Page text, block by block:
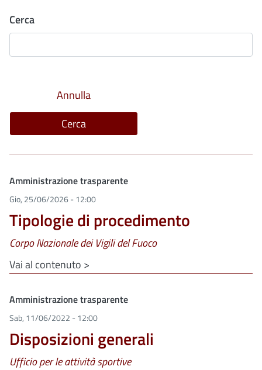
Cerca
Clone di
Amministrazione trasparente
Gio, 25/06/2026 - 12:00
Tipologie di procedimento
Corpo Nazionale dei Vigili del Fuoco
Vai al contenuto >
Clone di
Amministrazione trasparente
Sab, 11/06/2022 - 12:00
Disposizioni generali
Ufficio per le attività sportive